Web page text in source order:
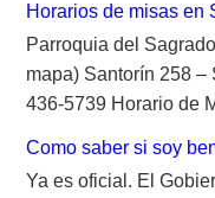
Horarios de misas en
Parroquia del
mapa) Santorín 258 –
436-5739 Horario de
Como saber si soy
Ya es oficial. El